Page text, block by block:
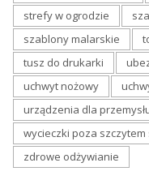
strefy w ogrodzie
szablony malarskie
tusz do drukarki
uchwyt nożowy
urządzenia dla
wycieczki poza
zdrowe odżywianie